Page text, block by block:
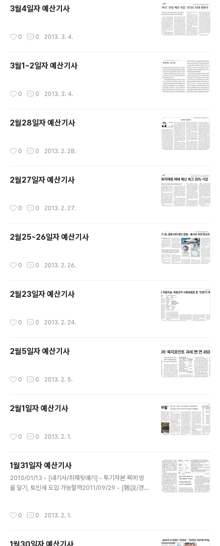
3월4일자 예산기사
0 0 2013. 3. 4.
3월1~2일자 예산기사
0 0 2013. 3. 4.
2월28일자 예산기사
0 0 2013. 2. 28.
2월27일자 예산기사
0 0 2013. 2. 27.
2월25~26일자 예산기사
0 0 2013. 2. 26.
2월23일자 예산기사
0 0 2013. 2. 24.
2월5일자 예산기사
0 0 2013. 2. 5.
2월1일자 예산기사
0 0 2013. 2. 1.
1월31일자 예산기사
2010/01/13 - [내기사/취재뒷얘기] - 투기자본 목에 방
울 달기, 토빈세 도입 가능할까2011/09/29 - [雜說/경제
내에도 막오른 토빈세 도입논쟁2011/09/29 - [雜說/경
0 0 2013. 2. 1.